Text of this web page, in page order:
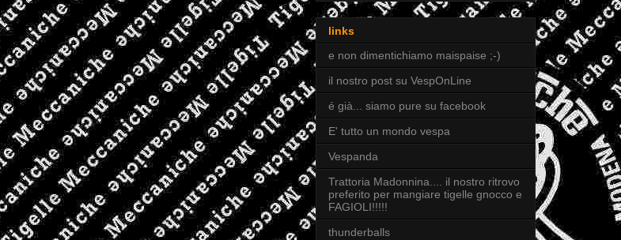
links
e non dimentichiamo maispaise ;-)
il nostro post su VespOnLine
é già... siamo pure su facebook
E' tutto un mondo vespa
Vespanda
Trattoria Madonnina.... il nostro ritrovo
preferito per mangiare tigelle gnocco e
FAGIOLI!!!!!
thunderballs